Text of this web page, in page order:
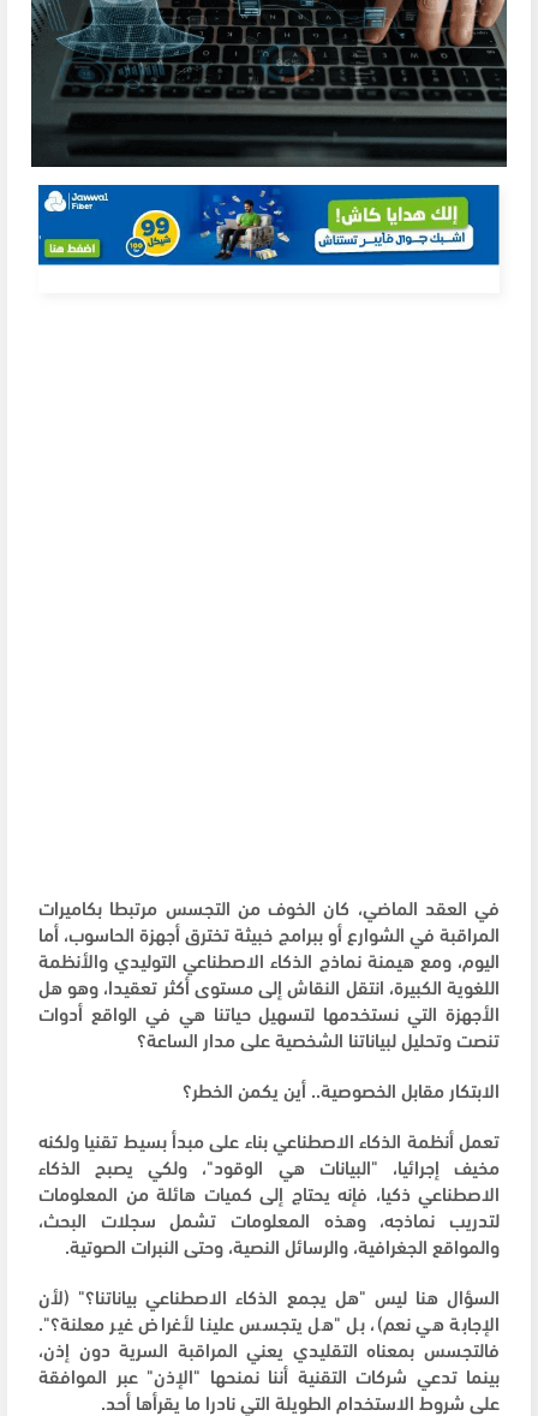
في العقد الماضي، كان الخوف من التجسس مرتبطا بكاميرات
المراقبة في الشوارع أو ببرامج خبيثة تخترق أجهزة الحاسوب، أما
اليوم، ومع هيمنة نماذج الذكاء الاصطناعي التوليدي والأنظمة
اللغوية الكبيرة، انتقل النقاش إلى مستوى أكثر تعقيدا، وهو هل
الأجهزة التي نستخدمها لتسهيل حياتنا هي في الواقع أدوات
تنصت وتحليل لبياناتنا الشخصية على مدار الساعة؟
الابتكار مقابل الخصوصية.. أين يكمن الخطر؟
تعمل أنظمة الذكاء الاصطناعي بناء على مبدأ بسيط تقنيا ولكنه
مخيف إجرائيا، "البيانات هي الوقود"، ولكي يصبح الذكاء
الاصطناعي ذكيا، فإنه يحتاج إلى كميات هائلة من المعلومات
لتدريب نماذجه، وهذه المعلومات تشمل سجلات البحث،
والمواقع الجغرافية، والرسائل النصية، وحتى النبرات الصوتية.
السؤال هنا ليس "هل يجمع الذكاء الاصطناعي بياناتنا؟" (لأن
الإجابة هي نعم)، بل "هل يتجسس علينا لأغراض غير معلنة؟".
فالتجسس بمعناه التقليدي يعني المراقبة السرية دون إذن،
بينما تدعي شركات التقنية أننا نمنحها "الإذن" عبر الموافقة
على شروط الاستخدام الطويلة التي نادرا ما يقرأها أحد.